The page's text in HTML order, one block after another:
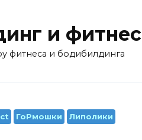
и фитнес
фитнеса и бодибилдинга
ГоРмошки Липолики